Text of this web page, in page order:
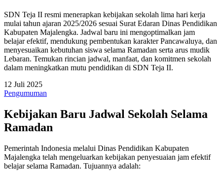
SDN Teja II resmi menerapkan kebijakan sekolah lima hari kerja
mulai tahun ajaran 2025/2026 sesuai Surat Edaran Dinas Pendidikan
Kabupaten Majalengka. Jadwal baru ini mengoptimalkan jam
belajar efektif, mendukung pembentukan karakter Pancawaluya, dan
menyesuaikan kebutuhan siswa selama Ramadan serta arus mudik
Lebaran. Temukan rincian jadwal, manfaat, dan komitmen sekolah
dalam meningkatkan mutu pendidikan di SDN Teja II.
12 Juli 2025
Pengumuman
Kebijakan Baru Jadwal Sekolah Selama
Ramadan
Pemerintah Indonesia melalui Dinas Pendidikan Kabupaten
Majalengka telah mengeluarkan kebijakan penyesuaian jam efektif
belajar selama Ramadan. Tujuannya adalah: